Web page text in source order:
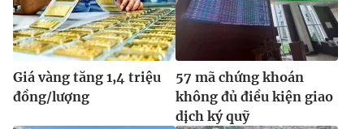
Giá vàng tăng 1,4 triệu
đồng/lượng
57 mã chứng khoán
không đủ điều kiện giao
dịch ký quỹ